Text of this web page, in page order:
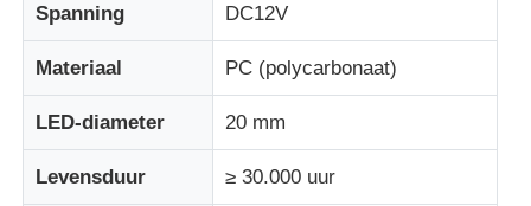
Offerte Aanvragen
LED -maasscherm
LED -gaasdisplay
Spanning DC12V
Materiaal PC (polycarbonaat)
LED-diameter 20 mm
Levensduur ≥ 30.000 uur